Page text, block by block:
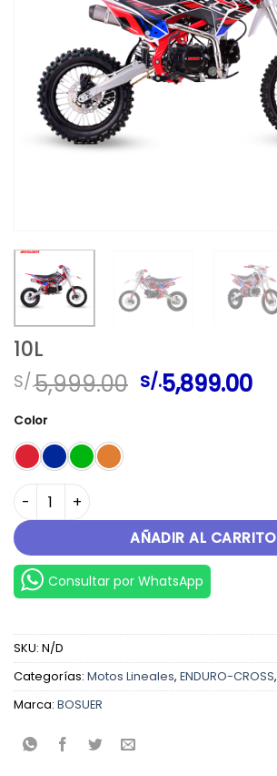
10L
S/.5,999.00 El
precio
S/.5,899.00El
Color
10L cantidad
AÑADIR AL CARRITO
Consultar por WhatsApp
SKU: N/D
Categorías: Motos Lineales, ENDURO-CROSS,
Marca: BOSUER